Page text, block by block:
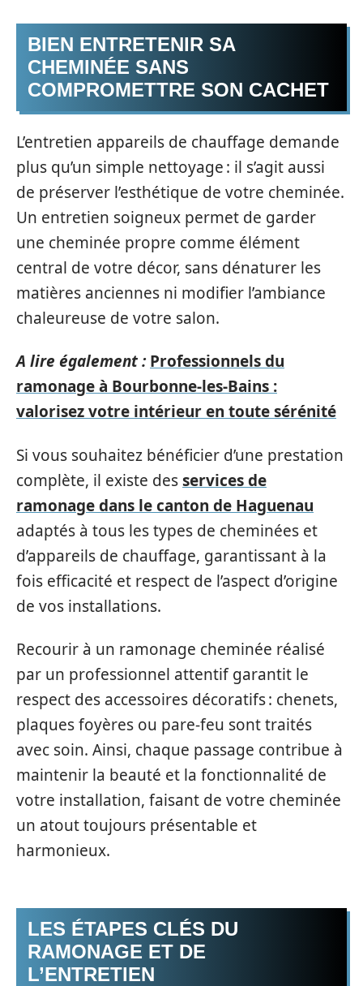
BIEN ENTRETENIR SA
CHEMINÉE SANS
COMPROMETTRE SON CACHET
L’entretien appareils de chauffage demande
plus qu’un simple nettoyage : il s’agit aussi
de préserver l’esthétique de votre cheminée.
Un entretien soigneux permet de garder
une cheminée propre comme élément
central de votre décor, sans dénaturer les
matières anciennes ni modifier l’ambiance
chaleureuse de votre salon.
A lire également : Professionnels du
ramonage à Bourbonne-les-Bains :
valorisez votre intérieur en toute sérénité
Si vous souhaitez bénéficier d’une prestation
complète, il existe desservices de
ramonage dans le canton de Haguenau
adaptés à tous les types de cheminées et
d’appareils de chauffage, garantissant à la
fois efficacité et respect de l’aspect d’origine
de vos installations.
Recourir à un ramonage cheminée réalisé
par un professionnel attentif garantit le
respect des accessoires décoratifs : chenets,
plaques foyères ou pare-feu sont traités
avec soin. Ainsi, chaque passage contribue à
maintenir la beauté et la fonctionnalité de
votre installation, faisant de votre cheminée
un atout toujours présentable et
harmonieux.
LES ÉTAPES CLÉS DU
RAMONAGE ET DE
L’ENTRETIEN